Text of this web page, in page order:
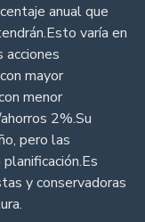
anual que
varía en
acciones
mayor
menor
2%.Su
pero las
y conservadoras